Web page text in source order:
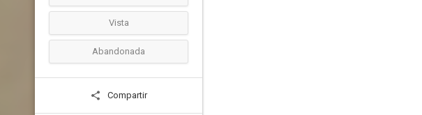
Vista
Abandonada
Compartir